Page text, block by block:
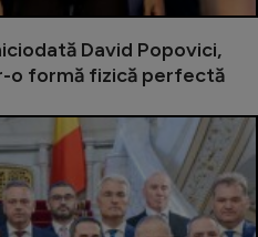
David Popovici,
o formă fizică perfectă